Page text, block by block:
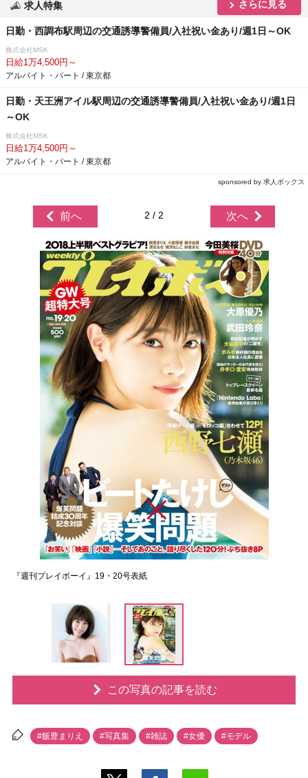
求人特集 さらに見る
日勤・西調布駅周辺の交通誘導警備員/入社祝い金あり/週1日～OK
株式会社MSK
日給1万4,500円～
アルバイト・パート / 東京都
日勤・天王洲アイル駅周辺の交通誘導警備員/入社祝い金あり/週1日
～OK
株式会社MSK
日給1万4,500円～
アルバイト・パート / 東京都
sponsored by 求人ボックス
前へ 2 / 2 次へ
『週刊プレイボーイ』19・20号表紙
この写真の記事を読む
#飯豊まりえ #写真集 #雑誌 #女優 #モデル